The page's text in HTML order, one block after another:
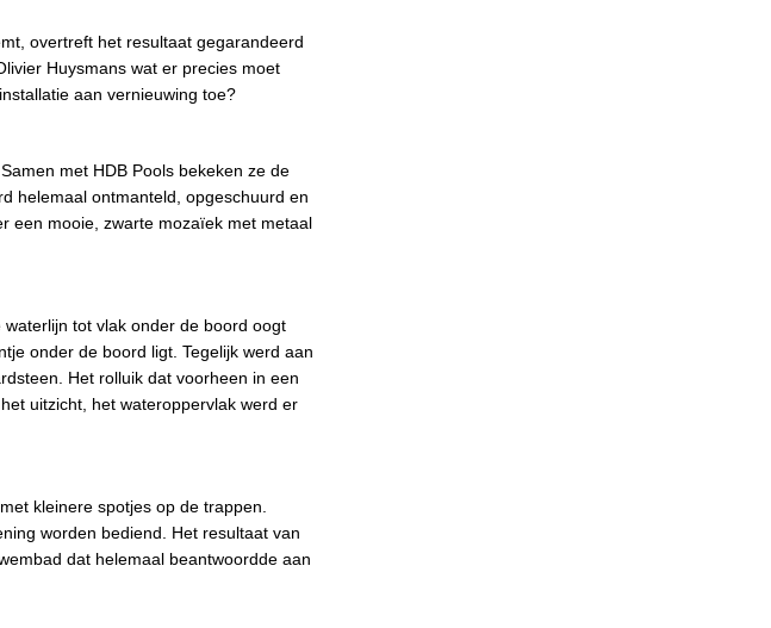
overtreft het resultaat gegarandeerd
Huysmans wat er precies moet
aan vernieuwing toe?
met HDB Pools bekeken ze de
helemaal ontmanteld, opgeschuurd en
een mooie, zwarte mozaïek met metaal
tot vlak onder de boord oogt
onder de boord ligt. Tegelijk werd aan
Het rolluik dat voorheen in een
uitzicht, het wateroppervlak werd er
kleinere spotjes op de trappen.
worden bediend. Het resultaat van
dat helemaal beantwoordde aan